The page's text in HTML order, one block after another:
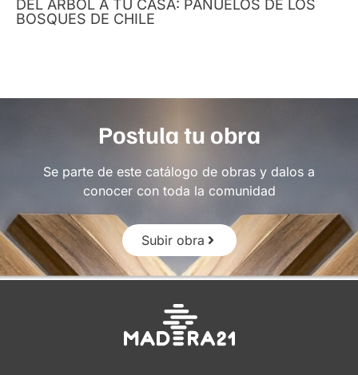
DEL ÁRBOL A TU CASA: PAÑUELOS DE LOS
BOSQUES DE CHILE
Postula tu obra
Se parte de este catálogo de obras y dalos a
conocer con toda la comunidad
Subir obra